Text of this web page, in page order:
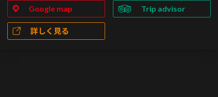
Google map Trip advisor
詳しく見る